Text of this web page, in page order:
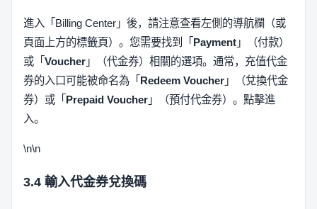
進入「Billing Center」後，請注意查看左側的導航欄（或
頁面上方的標籤頁）。您需要找到「 Payment 」（付款）
或「Voucher 」（代金券）相關的選項。通常，充值代金
券的入口可能被命名為「 Redeem Voucher 」（兌換代金
券）或「 Prepaid Voucher 」（預付代金券）。點擊進
入。
\n\n
3.4 輸入代金券兌換碼